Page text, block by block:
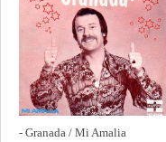
- Granada / Mi Amalia